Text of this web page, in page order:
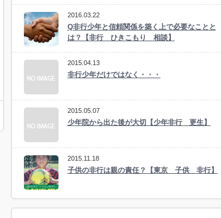
2016.03.22
Q非行少年と信頼関係を築く上で必要なことと
は？【非行 ひきこもり 相談】
2015.04.13
非行少年だけではなく・・・
2015.05.07
少年院から出た後が大切【少年非行 更生】
2015.11.18
子供の非行は親の責任？【東京 子供 非行】